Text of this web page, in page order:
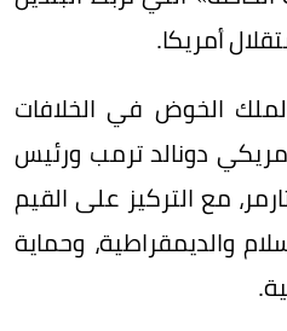
الخوض في الخلافات
دونالد ترمب ورئيس
مع التركيز على القيم
والديمقراطية، وحماية